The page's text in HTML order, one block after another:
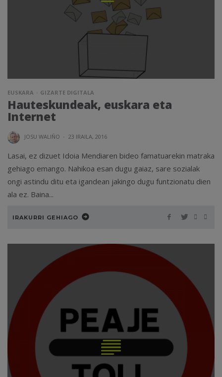
EUSKARA GIZARTE DIGITALA
Hauteskundeak, euskara eta
Internet
JOSU WALIÑO · 23 IRAILA, 2016
Lasai, ez dizuet Idoia Mendiaren bideo famatuarekin matraka
gehiago emango. Nahikoa esan dugu gaiaz, sare sozialak
ongi astindu ditu eta igandean jakingo dugu funtzionatu dien
ala ez. Baina...
IRAKURRI GEHIAGO